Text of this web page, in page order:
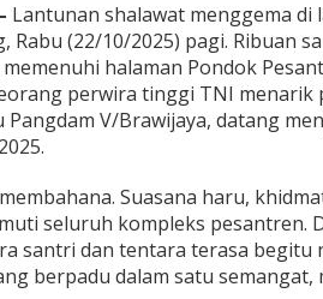
Lantunan shalawat menggema di
Rabu (22/10/2025) pagi. Ribuan
halaman Pondok
perwira tinggi TNI menarik
Pangdam V/Brawijaya, datang
Suasana haru,
seluruh kompleks pesantren.
santri dan tentara terasa begitu
berpadu dalam satu semangat,